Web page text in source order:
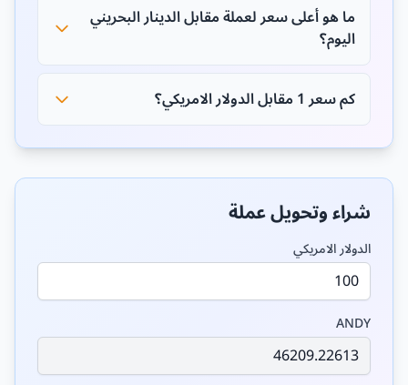
ما هو أعلى سعر لعملة مقابل الدينار البحريني
اليوم؟
كم سعر 1 مقابل الدولار الامريكي؟
شراء وتحويل عملة
الدولار الامريكي
ANDY